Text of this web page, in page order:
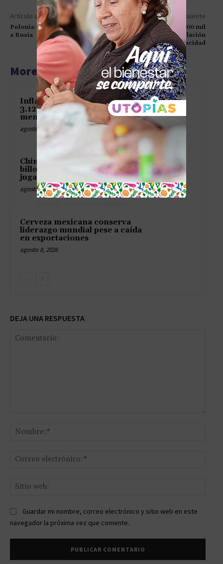
Artículo anterior
Polonia: Ucrania deberá ceder
a Rusia
Artículo siguiente
Otorgó DIFH más de 600 mil
atenciones para población
hidalguense con discapacidad
More articles
Inflación en México baja a
3.12% en julio y alcanza su
menor nivel en casi seis años
agosto 8, 2026
China deja temblando los
billones de Occidente con una
jugada de abuela taimada
agosto 8, 2026
Cerveza mexicana conserva
liderazgo mundial pese a caída
en exportaciones
agosto 8, 2026
DEJA UNA RESPUESTA
Guardar mi nombre, correo electrónico y sitio web en este
navegador la próxima vez que comente.